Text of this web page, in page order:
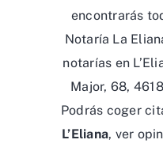
encontrarás
Notaría La
notarías en
Major, 68,
Podrás coger
L’Eliana, ver